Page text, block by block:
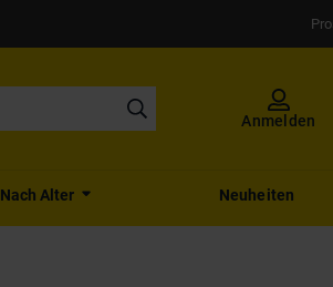
Anmelden
Nach Alter Neuheiten